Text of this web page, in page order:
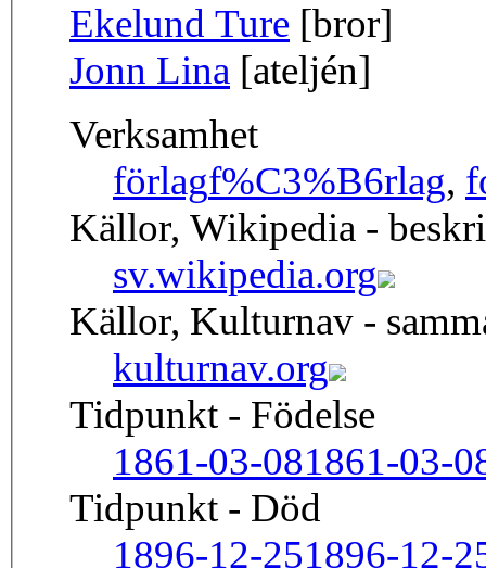
Ekelund Ture [bror]
Jonn Lina [ateljén]
Verksamhet
förlagf%C3%B6rlag,
Källor, Wikipedia -
sv.wikipedia.org
Källor, Kulturnav -
kulturnav.org
Tidpunkt - Födelse
1861-03-081861-03-
Tidpunkt - Död
1896-12-251896-12-